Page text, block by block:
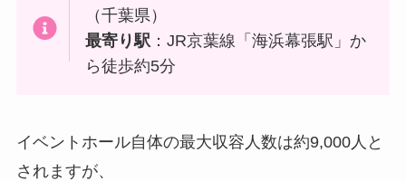
（千葉県）
最寄り駅 ：JR京葉線「海浜幕張駅」か
ら徒歩約5分
イベントホール自体の最大収容人数は約9,000人と
されますが、